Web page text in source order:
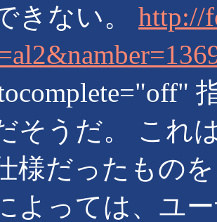
きない。 http://
そうだ。 これ
様だったもの
よっては、ユ